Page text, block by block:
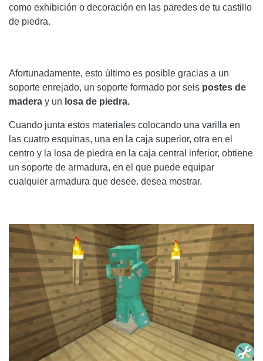
como exhibición o decoración en las paredes de tu castillo
de piedra.
Afortunadamente, esto último es posible gracias a un
soporte enrejado, un soporte formado por seis postes de
madera y un losa de piedra.
Cuando junta estos materiales colocando una varilla en
las cuatro esquinas, una en la caja superior, otra en el
centro y la losa de piedra en la caja central inferior, obtiene
un soporte de armadura, en el que puede equipar
cualquier armadura que desee. desea mostrar.